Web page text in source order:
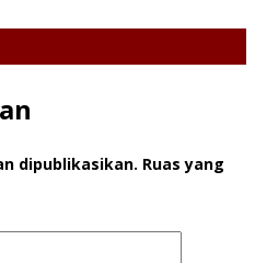
dipublikasikan. Ruas yang